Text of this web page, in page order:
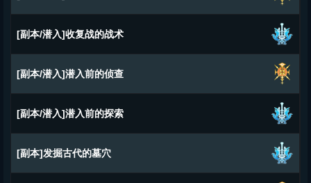
[副本/潜入]收复战的战术
[副本/潜入]潜入前的侦查
[副本/潜入]潜入前的探索
[副本]发掘古代的墓穴